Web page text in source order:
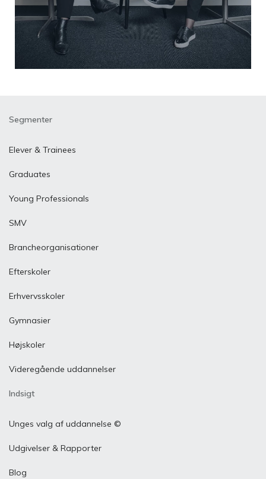
Segmenter
Elever & Trainees
Graduates
Young Professionals
SMV
Brancheorganisationer
Efterskoler
Erhvervsskoler
Gymnasier
Højskoler
Videregående uddannelser
Indsigt
Unges valg af uddannelse ©
Udgivelser & Rapporter
Blog